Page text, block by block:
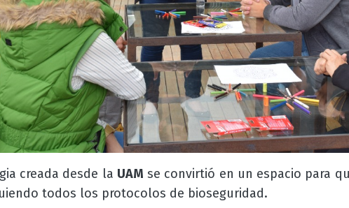
creada desde la UAM se convirtió en un espacio para
todos los protocolos de bioseguridad.